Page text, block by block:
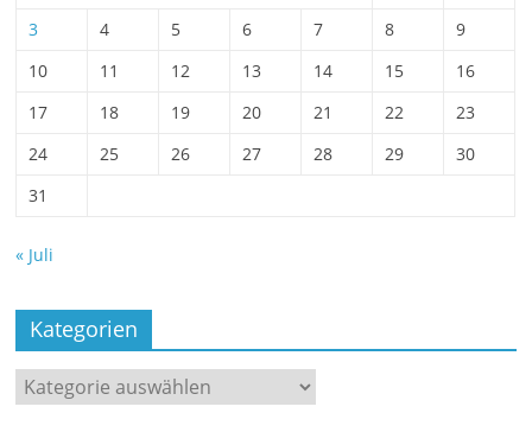
3
4 5 6 7 8
9
10
11 12 13 14 15
16
17
18 19 20 21 22
23
24
25 26 27 28 29
30
31
« Juli
Kategorien
Kategorien